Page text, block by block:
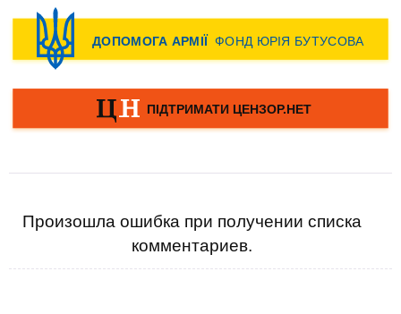
Произошла ошибка при получении списка
комментариев.